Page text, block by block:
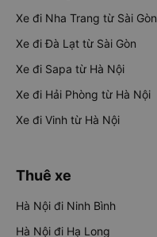
Xe đi Nha Trang từ Sài Gòn
Xe đi Đà Lạt từ Sài Gòn
Xe đi Sapa từ Hà Nội
Xe đi Hải Phòng từ Hà Nội
Xe đi Vinh từ Hà Nội
Thuê xe
Hà Nội đi Ninh Bình
Hà Nội đi Hạ Long